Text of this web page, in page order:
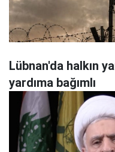
Lübnan'da halkın
yardıma bağımlı